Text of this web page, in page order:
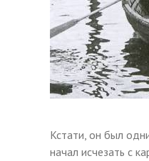
Кстати, он был
начал исчезать с